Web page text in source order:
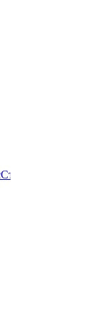
Статьи